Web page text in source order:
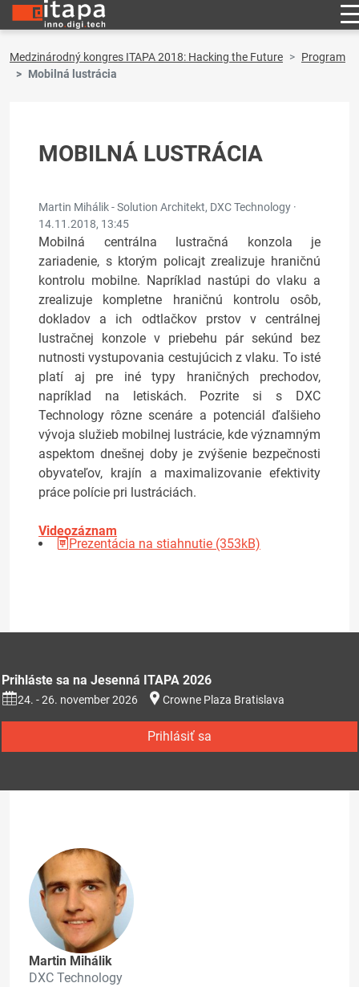
Medzinárodný kongres ITAPA 2018: Hacking the Future
Program
Mobilná lustrácia
MOBILNÁ LUSTRÁCIA
Martin Mihálik - Solution Architekt, DXC Technology ·
14.11.2018, 13:45
Mobilná centrálna lustračná konzola je
zariadenie, s ktorým policajt zrealizuje hraničnú
kontrolu mobilne. Napríklad nastúpi do vlaku a
zrealizuje kompletne hraničnú kontrolu osôb,
dokladov a ich odtlačkov prstov v centrálnej
lustračnej konzole v priebehu pár sekúnd bez
nutnosti vystupovania cestujúcich z vlaku. To isté
platí aj pre iné typy hraničných prechodov,
napríklad na letiskách. Pozrite si s DXC
Technology rôzne scenáre a potenciál ďalšieho
vývoja služieb mobilnej lustrácie, kde významným
aspektom dnešnej doby je zvýšenie bezpečnosti
obyvateľov, krajín a maximalizovanie efektivity
práce polície pri lustráciách.
Videozáznam
Prezentácia na stiahnutie (353kB)
Prihláste sa na Jesenná ITAPA 2026
24. - 26. november 2026 Crowne Plaza Bratislava
Prihlásiť sa
Martin Mihálik
DXC Technology